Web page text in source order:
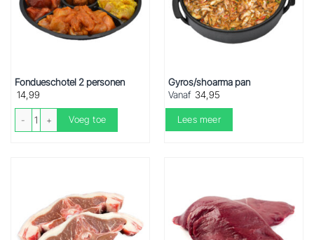
Fondueschotel 2 personen
14,99
Fondueschotel 2 personen aantal
Voeg toe
Gyros/shoarma pan
Vanaf 34,95
Lees meer